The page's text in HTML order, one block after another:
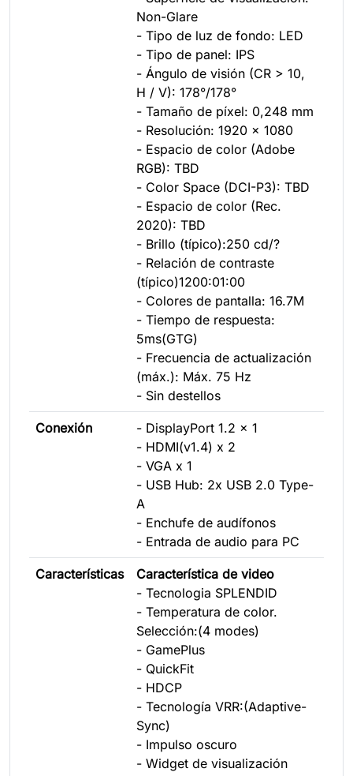
Non-Glare
- Tipo de luz de fondo: LED
- Tipo de panel: IPS
- Ángulo de visión (CR > 10,
H / V): 178°/178°
- Tamaño de píxel: 0,248 mm
- Resolución: 1920 x 1080
- Espacio de color (Adobe
RGB): TBD
- Color Space (DCI-P3): TBD
- Espacio de color (Rec.
2020): TBD
- Brillo (típico):250 cd/?
- Relación de contraste
(típico)1200:01:00
- Colores de pantalla: 16.7M
- Tiempo de respuesta:
5ms(GTG)
- Frecuencia de actualización
(máx.): Máx. 75 Hz
- Sin destellos
Conexión
- DisplayPort 1.2 x 1
- HDMI(v1.4) x 2
- VGA x 1
- USB Hub: 2x USB 2.0 Type-
A
- Enchufe de audífonos
- Entrada de audio para PC
Características
Característica de video
- Tecnologia SPLENDID
- Temperatura de color.
Selección:(4 modes)
- GamePlus
- QuickFit
- HDCP
- Tecnología VRR:(Adaptive-
Sync)
- Impulso oscuro
- Widget de visualización